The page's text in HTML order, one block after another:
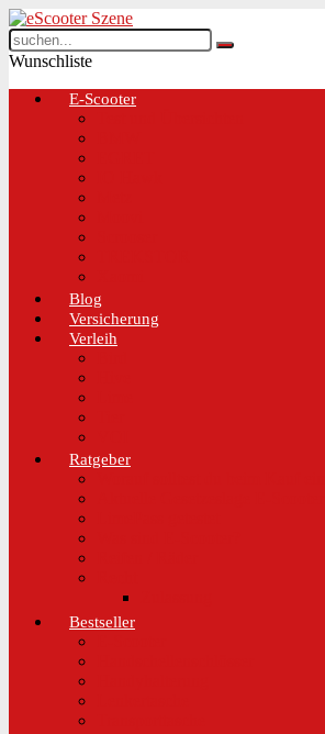
Wunschliste
E-Scooter
Blog
Versicherung
Verleih
Ratgeber
Bestseller